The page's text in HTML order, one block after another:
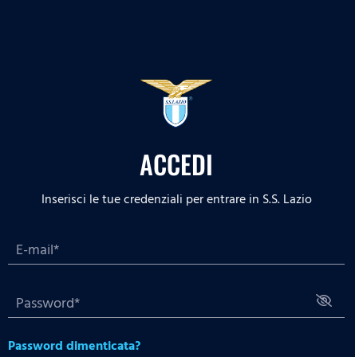
ACCEDI
Inserisci le tue credenziali per entrare in S.S. Lazio
Password dimenticata?